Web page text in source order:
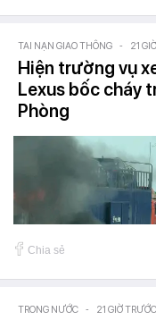
TAI NẠN GIAO THÔNG - 21
Hiện trường vụ
Lexus bốc cháy
Phòng
Chia sẻ
TRONG NƯỚC - 21 GIỜ TRƯỚC